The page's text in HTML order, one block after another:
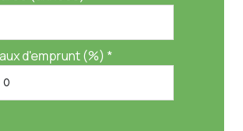
d'emprunt (%) *